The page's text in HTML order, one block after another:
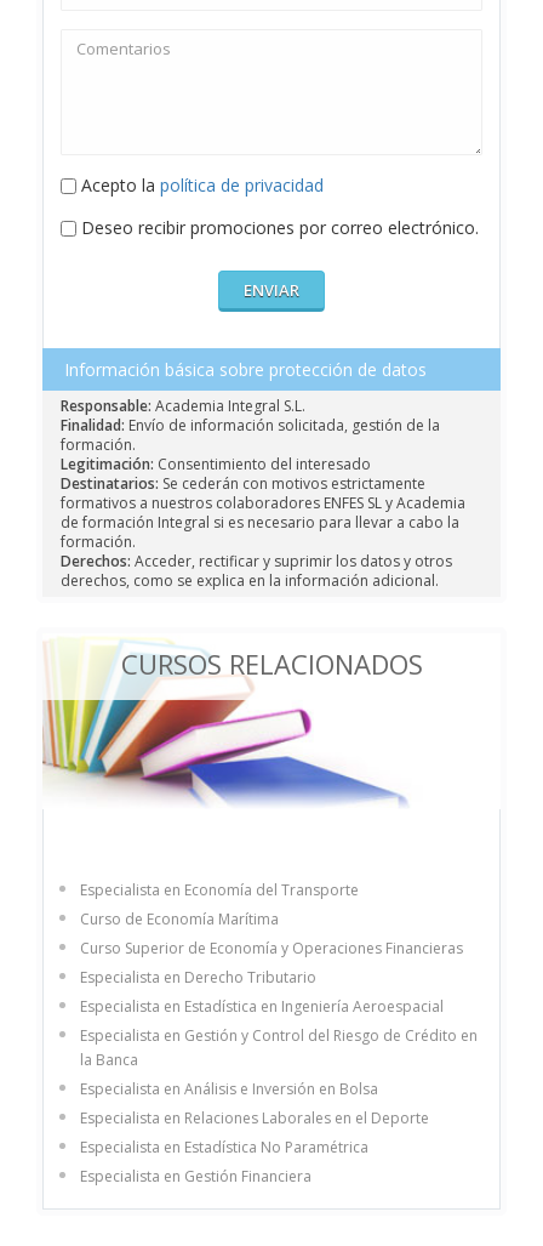
Acepto la política de privacidad
Deseo recibir promociones por correo electrónico.
Información básica sobre protección de datos
Responsable: Academia Integral S.L.
Finalidad: Envío de información solicitada, gestión de la
formación.
Legitimación: Consentimiento del interesado
Destinatarios: Se cederán con motivos estrictamente
formativos a nuestros colaboradores ENFES SL y Academia
de formación Integral si es necesario para llevar a cabo la
formación.
Derechos: Acceder, rectificar y suprimir los datos y otros
derechos, como se explica en la información adicional.
CURSOS RELACIONADOS
Especialista en Economía del Transporte
Curso de Economía Marítima
Curso Superior de Economía y Operaciones Financieras
Especialista en Derecho Tributario
Especialista en Estadística en Ingeniería Aeroespacial
Especialista en Gestión y Control del Riesgo de Crédito en
la Banca
Especialista en Análisis e Inversión en Bolsa
Especialista en Relaciones Laborales en el Deporte
Especialista en Estadística No Paramétrica
Especialista en Gestión Financiera